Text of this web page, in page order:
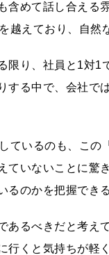
含めて話し合える
越えており、⾃然
限り、社員と1対
する中で、会社
ているのも、この
ていないことに驚
るのかを把握でき
あるべきだと考え
⾏くと気持ちが